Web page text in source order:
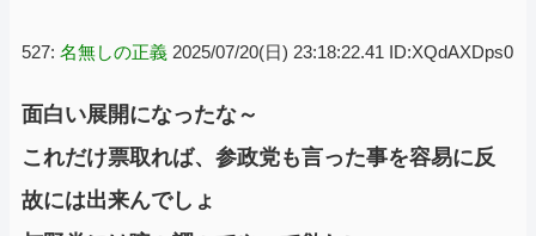
527: 名無しの正義 2025/07/20(日) 23:18:22.41 ID:XQdAXDps0
面白い展開になったな～
これだけ票取れば、参政党も言った事を容易に反
故には出来んでしょ